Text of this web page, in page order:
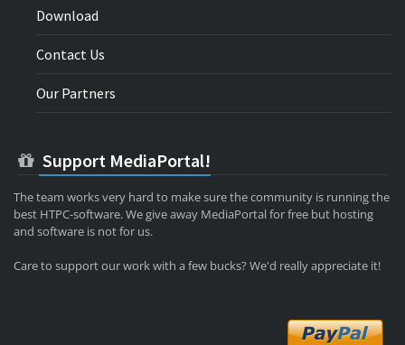
Download
Contact Us
Our Partners
Support MediaPortal!
The team works very hard to make sure the community is running the
best HTPC-software. We give away MediaPortal for free but hosting
and software is not for us.
Care to support our work with a few bucks? We'd really appreciate it!